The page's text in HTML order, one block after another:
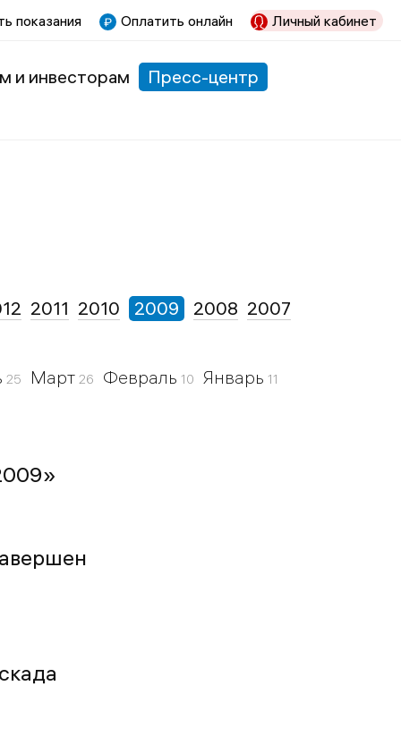
показания Оплатить онлайн Личный кабинет
и инвесторам Пресс-центр
2011 2010 2009
25 Март 26 Февраль 10 Январь 11
2008 2007